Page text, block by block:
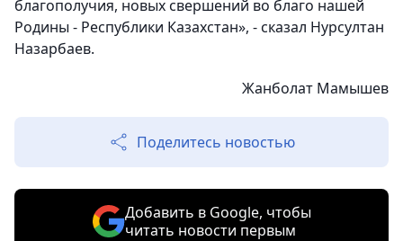
благополучия, новых свершений во благо нашей
Родины - Республики Казахстан», - сказал Нурсултан
Назарбаев.
Жанболат Мамышев
Поделитесь новостью
Добавить в Google, чтобы
читать новости первым